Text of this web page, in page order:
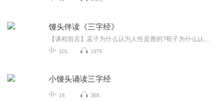
馒头伴读《三字经》
101 1975
小馒头诵读三字经
16 368